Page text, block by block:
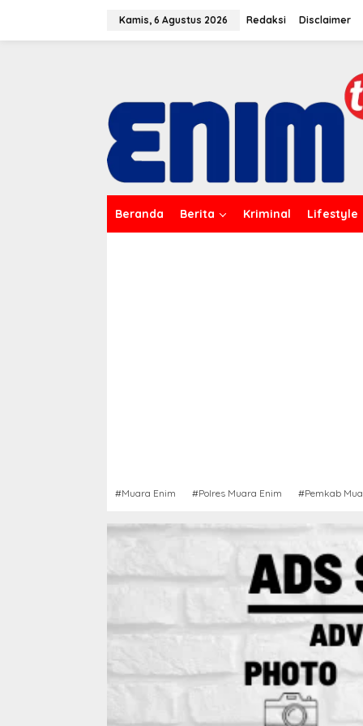
Kamis, 6 Agustus 2026 Redaksi Disclaimer
Beranda Berita Kriminal Lifestyle
#Muara Enim #Polres Muara Enim #Pemkab